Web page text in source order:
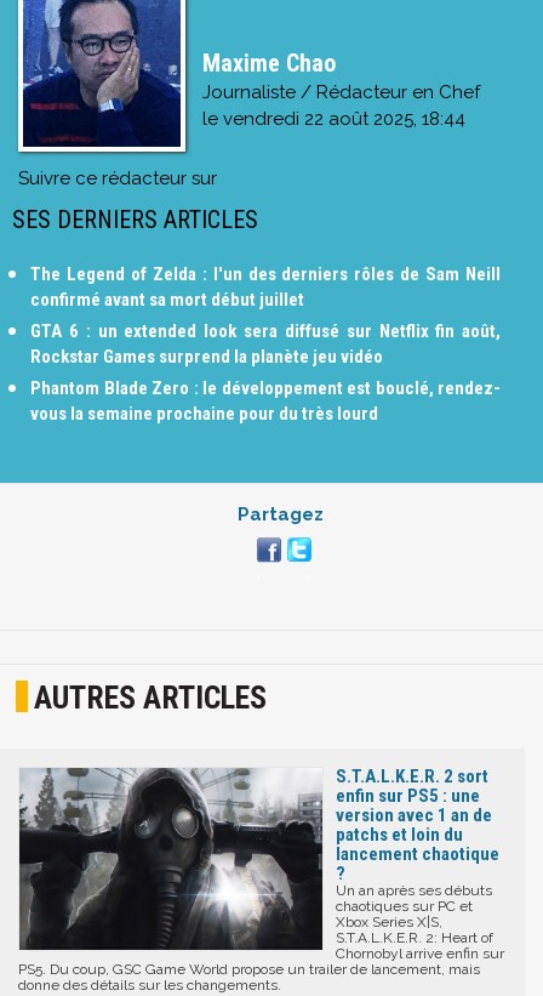
Maxime Chao
Journaliste / Rédacteur en Chef
le vendredi 22 août 2025, 18:44
Suivre ce rédacteur sur
SES DERNIERS ARTICLES
The Legend of Zelda : l'un des derniers rôles de Sam Neill
confirmé avant sa mort début juillet
GTA 6 : un extended look sera diffusé sur Netflix fin août,
Rockstar Games surprend la planète jeu vidéo
Phantom Blade Zero : le développement est bouclé, rendez-
vous la semaine prochaine pour du très lourd
Partagez
AUTRES ARTICLES
S.T.A.L.K.E.R. 2 sort
enfin sur PS5 : une
version avec 1 an de
patchs et loin du
lancement chaotique
?
Un an après ses débuts
chaotiques sur PC et
Xbox Series X|S,
S.T.A.L.K.E.R. 2: Heart of
Chornobyl arrive enfin sur
PS5. Du coup, GSC Game World propose un trailer de lancement, mais
donne des détails sur les changements.